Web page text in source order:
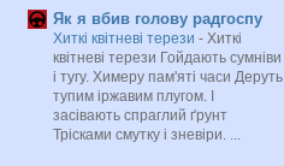
Як я вбив голову радгоспу
Хиткі квітневі терези - Хиткі
квітневі терези Гойдають сумніви
і тугу. Химеру пам'яті часи Деруть
тупим іржавим плугом. І
засівають спраглий ґрунт
Трісками смутку і зневіри. ...